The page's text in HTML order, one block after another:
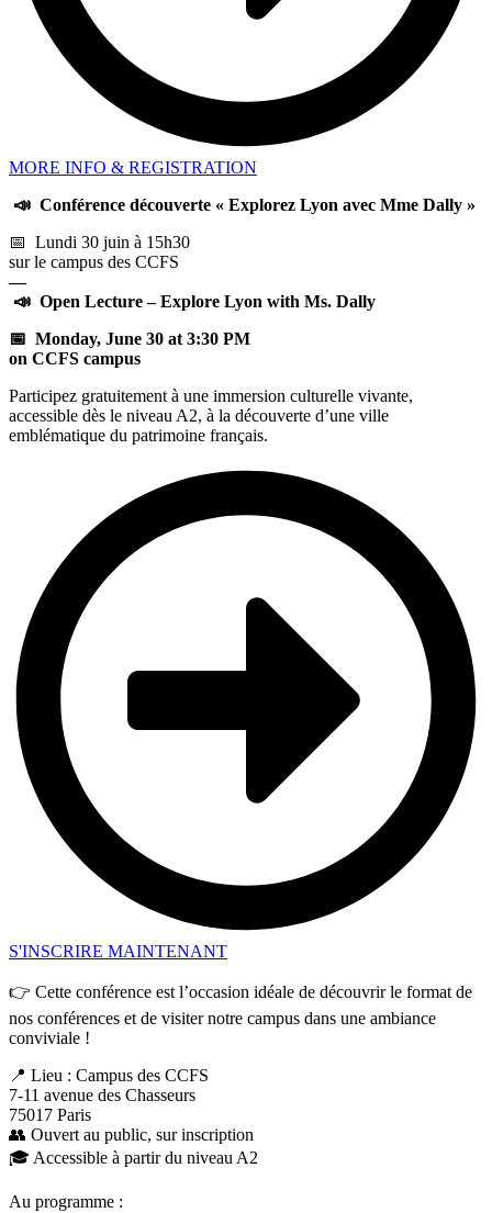
MORE INFO & REGISTRATION
📣 Conférence découverte « Explorez Lyon avec Mme Dally »
📅 Lundi 30 juin à 15h30
sur le campus des CCFS
—
📣 Open Lecture – Explore Lyon with Ms. Dally
📅 Monday, June 30 at 3:30 PM
on CCFS campus
Participez gratuitement à une immersion culturelle vivante,
accessible dès le niveau A2, à la découverte d’une ville
emblématique du patrimoine français.
S'INSCRIRE MAINTENANT
👉 Cette conférence est l’occasion idéale de découvrir le format de
nos conférences et de visiter notre campus dans une ambiance
conviviale !
📍 Lieu : Campus des CCFS
7-11 avenue des Chasseurs
75017 Paris
👥 Ouvert au public, sur inscription
🎓 Accessible à partir du niveau A2
Au programme :